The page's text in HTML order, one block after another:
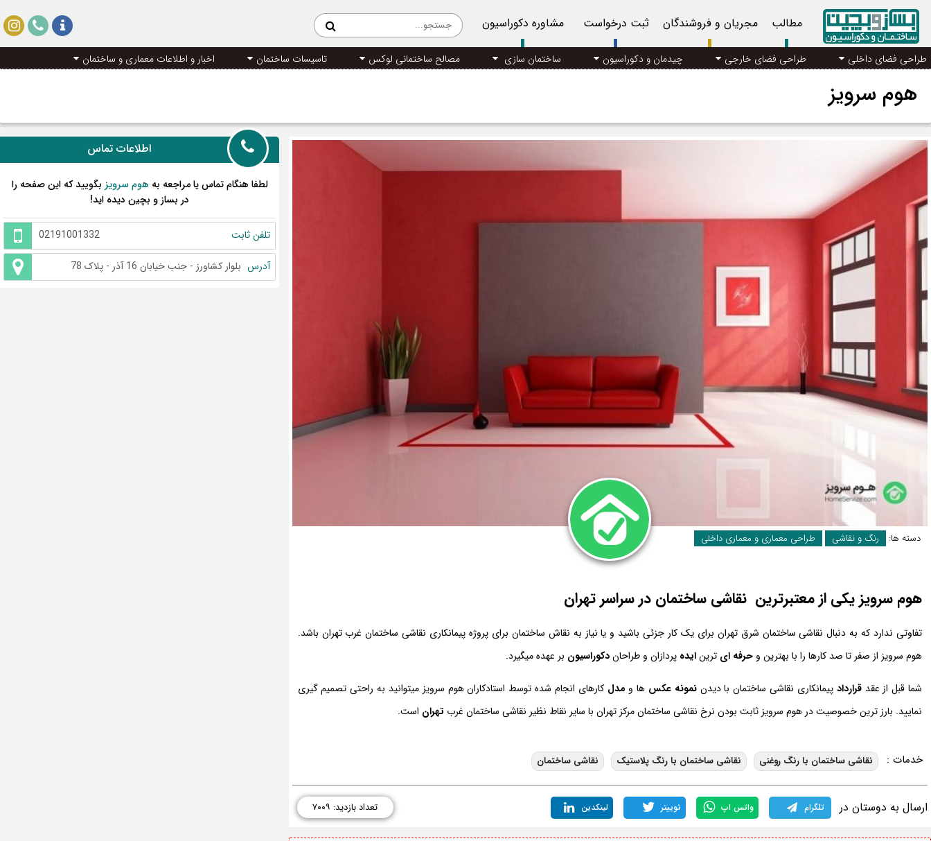
مطالب مجریان و فروشندگان ثبت درخواست مشاوره دکوراسیون
طراحی فضای داخلی طراحی فضای خارجی چیدمان و دکوراسیون ساختمان سازی مصالح ساختمانی لوکس تاسیسات ساختمان اخبار و اطلاعات معماری و ساختمان
هوم سرویز
اطلاعات تماس
لطفا هنگام تماس یا مراجعه به هوم سرویز بگویید که این صفحه را
در بساز و بچین دیده اید!
تلفن ثابت 02191001332
آدرس بلوار کشاورز - جنب خیابان 16 آذر - پلاک 78
دسته ها: رنگ و نقاشی طراحی معماری و معماری داخلی
هوم سرویز یکی از معتبرترین نقاشی ساختمان در سراسر تهران
تفاوتی ندارد که به دنبال نقاشی ساختمان شرق تهران برای یک کار جزئی باشید و یا نیاز به نقاش ساختمان برای پروژه پیمانکاری نقاشی ساختمان غرب تهران باشد.
هوم سرویز از صفر تا صد کارها را با بهترین و حرفه ای ترینایده پردازان و طراحاندکوراسیون بر عهده میگیرد.
شما قبل از عقدقراردادپیمانکاری نقاشی ساختمان با دیدن نمونه عکس ها و مدل کارهای انجام شده توسط استادکاران هوم سرویز میتوانید به راحتی تصمیم گیری
نمایید. بارز ترین خصوصیت در هوم سرویز ثابت بودن نرخ نقاشی ساختمان مرکز تهران با سایر نقاط نظیر نقاشی ساختمان غرب تهران است.
خدمات : نقاشی ساختمان با رنگ روغنی نقاشی ساختمان با رنگ پلاستیک نقاشی ساختمان
ارسال به دوستان در تلگرام واتس اپ توییتر لینکدین تعداد بازدید: ۷۰۰۹